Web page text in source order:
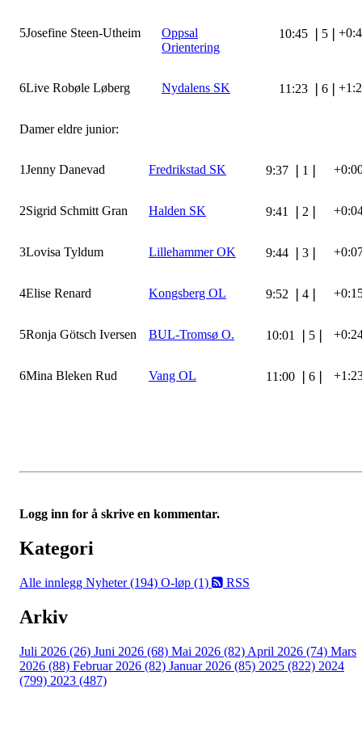
5Josefine Steen-Utheim
Oppsal
Orientering
10:45 5
6Live Robøle Løberg Nydalens SK 11:23 6
Damer eldre junior:
1Jenny Danevad Fredrikstad SK 9:37 1
2Sigrid Schmitt Gran Halden SK 9:41 2
3Lovisa Tyldum Lillehammer OK 9:44 3
4Elise Renard Kongsberg OL 9:52 4
5Ronja Götsch Iversen BUL-Tromsø O. 10:01 5
6Mina Bleken Rud Vang OL 11:00 6
Logg inn for å skrive en kommentar.
Kategori
Alle innlegg Nyheter (194) O-løp (1) RSS
Arkiv
Juli 2026 (26) Juni 2026 (68) Mai 2026 (82) April 2026 (74) Mars
2026 (88) Februar 2026 (82) Januar 2026 (85) 2025 (822) 2024
(799) 2023 (487)